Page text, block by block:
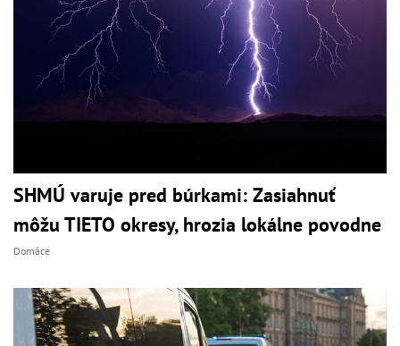
SHMÚ varuje pred búrkami: Zasiahnuť
môžu TIETO okresy, hrozia lokálne povodne
Domáce